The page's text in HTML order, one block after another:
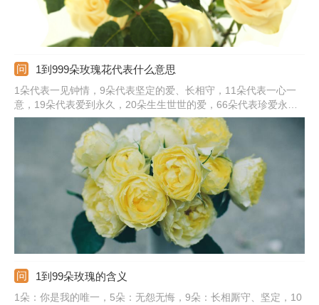
1到999朵玫瑰花代表什么意思
1朵代表一见钟情，9朵代表坚定的爱、长相守，11朵代表一心一
意，19朵代表爱到永久，20朵生生世世的爱，66朵代表珍爱永不
变、爱无止境，99朵代表长相厮守、天长地久，100朵代表百年好
合、白头偕老，111朵代表爱你一生一世，365朵代表天天想你天
天爱你，999朵代表天长地久、无尽的爱。
1到99朵玫瑰的含义
1朵：你是我的唯一，5朵：无怨无悔，9朵：长相厮守、坚定，10